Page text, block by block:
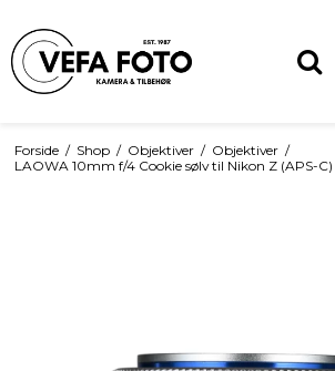
Forside / Shop / Objektiver / Objektiver /
LAOWA 10mm f/4 Cookie sølv til Nikon Z (APS-C)